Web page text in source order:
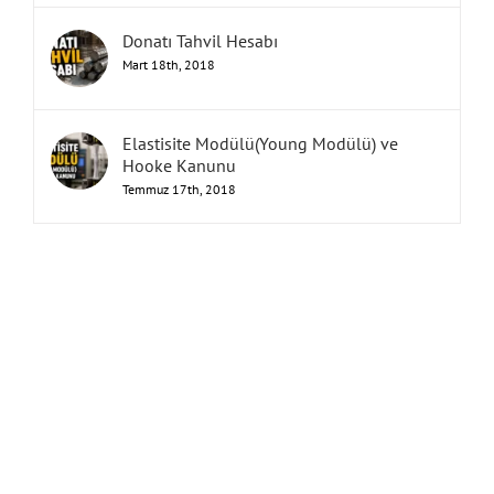
Donatı Tahvil Hesabı
Mart 18th, 2018
Elastisite Modülü(Young Modülü) ve
Hooke Kanunu
Temmuz 17th, 2018